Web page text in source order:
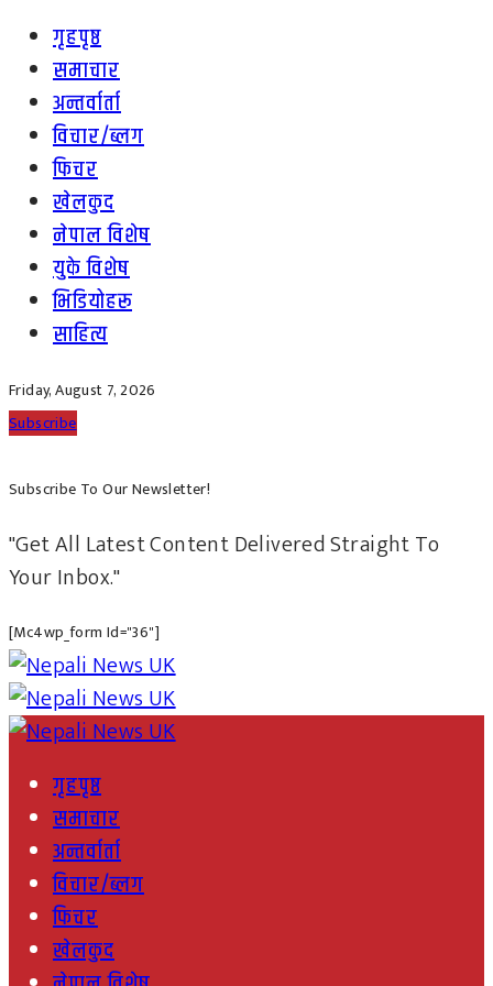
गृहपृष्ठ
समाचार
अन्तर्वार्ता
विचार/ब्लग
फिचर
खेलकुद
नेपाल विशेष
युके विशेष
भिडियोहरू
साहित्य
Friday, August 7, 2026
Subscribe
Subscribe To Our Newsletter!
"Get All Latest Content Delivered Straight To
Your Inbox."
[mc4wp_form Id="36"]
गृहपृष्ठ
समाचार
अन्तर्वार्ता
विचार/ब्लग
फिचर
खेलकुद